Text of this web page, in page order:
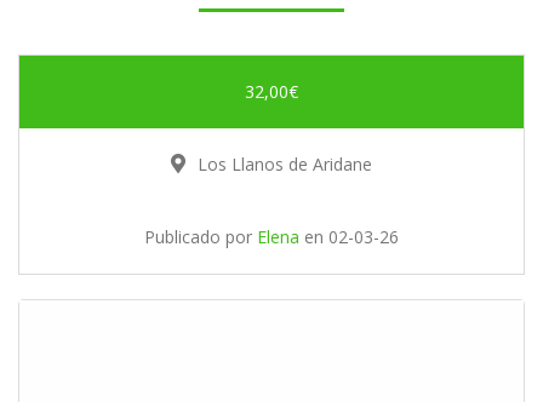
32,00€
Los Llanos de Aridane
Publicado por Elena en 02-03-26